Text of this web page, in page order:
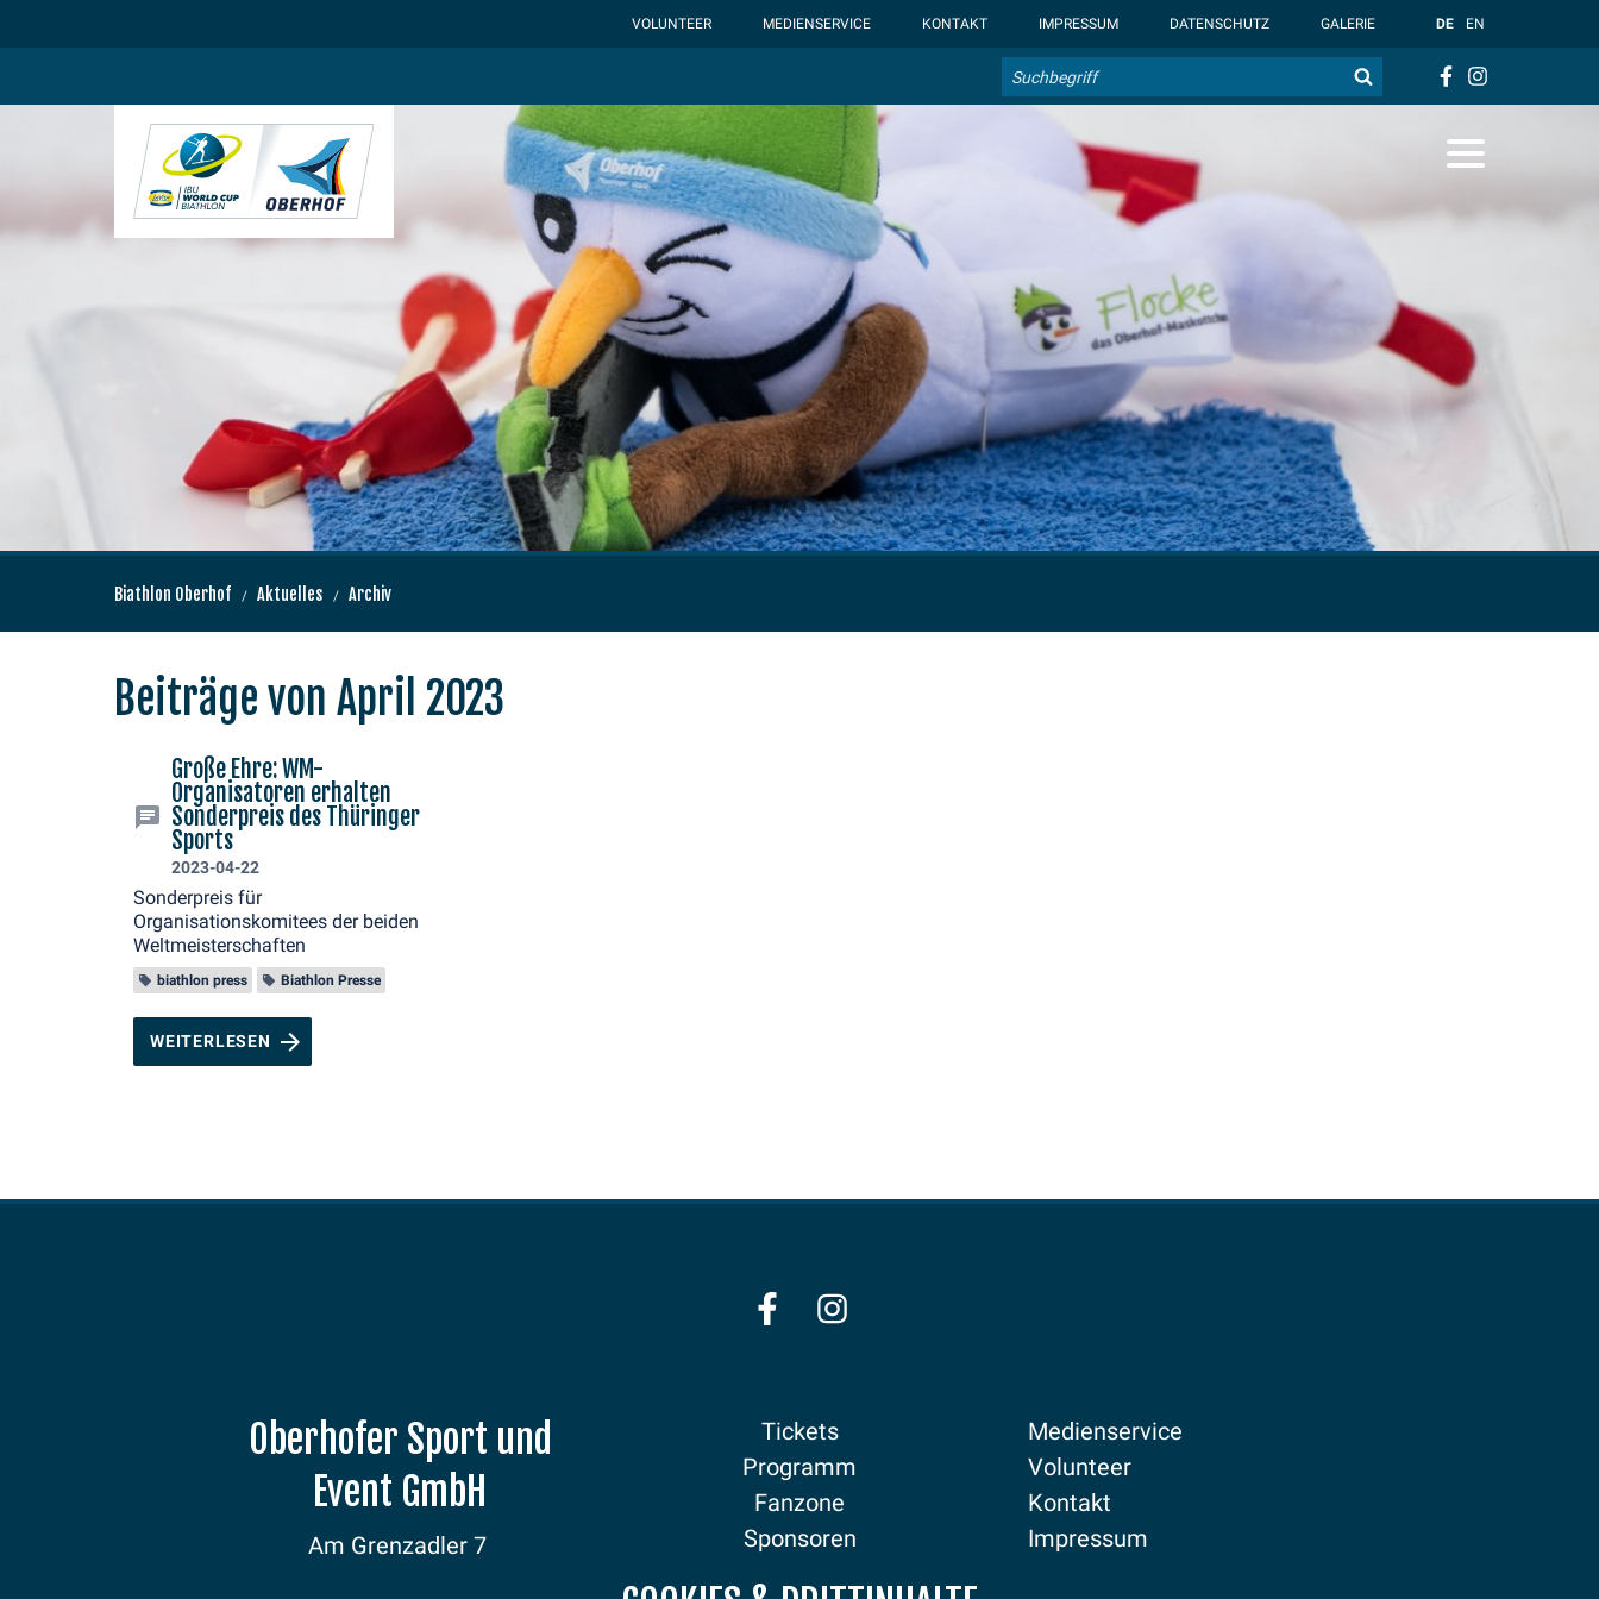
VOLUNTEER MEDIENSERVICE KONTAKT IMPRESSUM DATENSCHUTZ GALERIE
Suche
DE EN
Biathlon Oberhof Aktuelles Archiv
Beiträge von April 2023
Große Ehre: WM-
Organisatoren erhalten
Sonderpreis des Thüringer
Sports
2023-04-22
Sonderpreis für
Organisationskomitees der beiden
Weltmeisterschaften
biathlon press Biathlon Presse
WEITERLESEN
Oberhofer Sport und
Event GmbH
Am Grenzadler 7
Tickets
Programm
Fanzone
Sponsoren
Medienservice
Volunteer
Kontakt
Impressum